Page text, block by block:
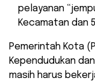
pelayanan
Kecamatan dan
Pemerintah Kota
Kependudukan
masih harus